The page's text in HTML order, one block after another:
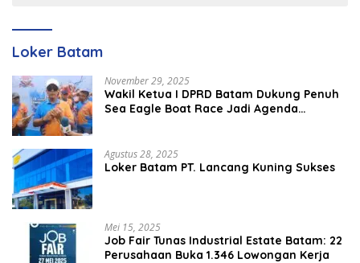
Loker Batam
November 29, 2025
Wakil Ketua I DPRD Batam Dukung Penuh
Sea Eagle Boat Race Jadi Agenda
Agustus 28, 2025
Loker Batam PT. Lancang Kuning Sukses
Mei 15, 2025
Job Fair Tunas Industrial Estate Batam: 22
Perusahaan Buka 1.346 Lowongan Kerja